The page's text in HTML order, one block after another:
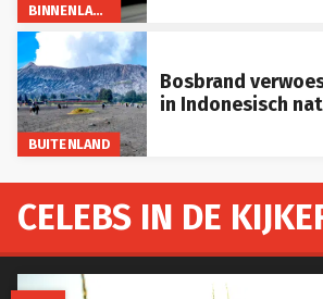
BINNENLAND
BUITENLAND
Bosbrand
in Indonesisch
CELEBS IN DE